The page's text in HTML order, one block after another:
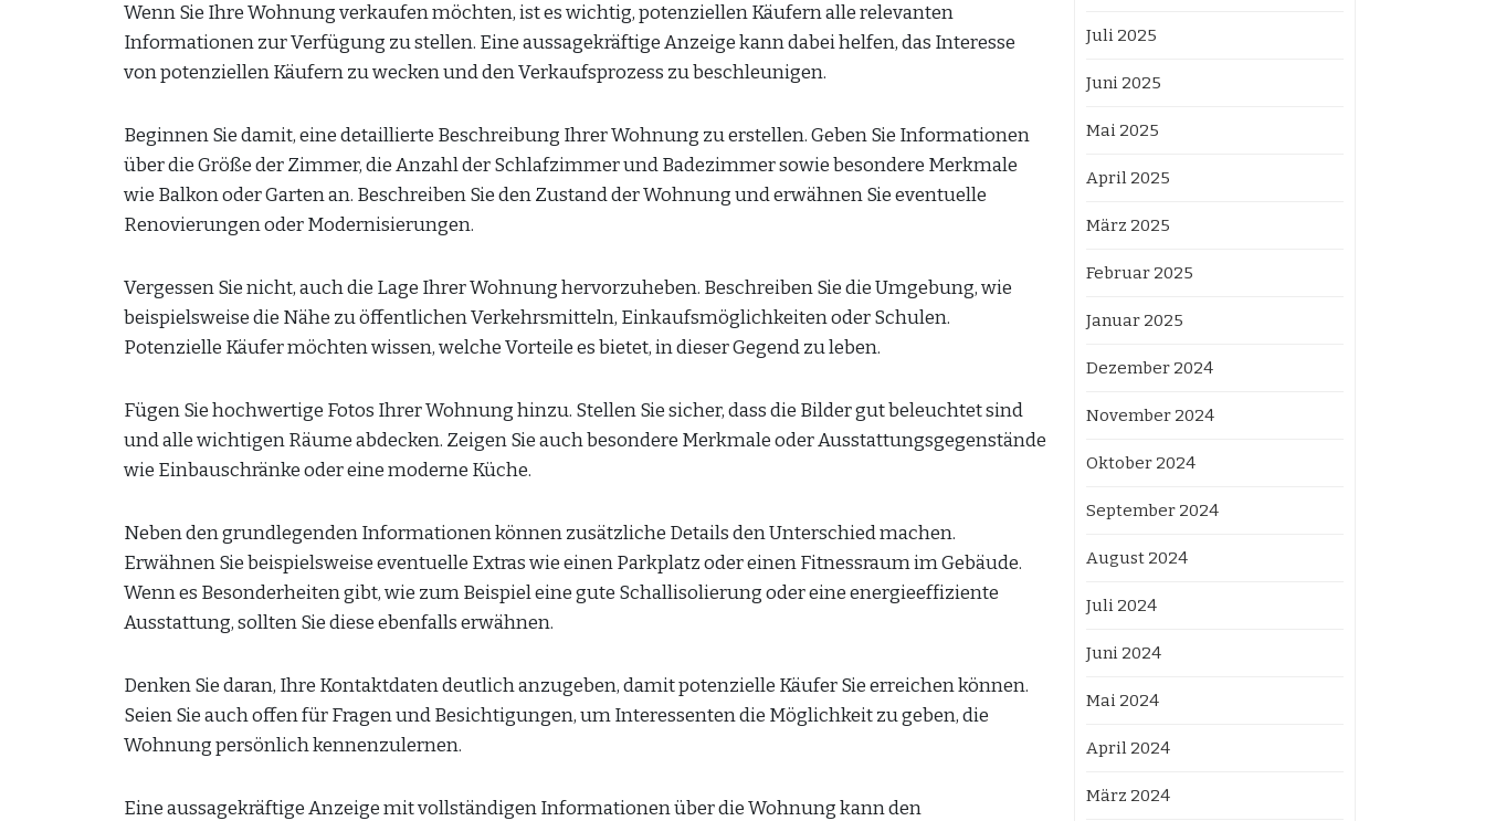
Wenn Sie Ihre Wohnung verkaufen möchten, ist es wichtig, potenziellen Käufern alle relevanten
Informationen zur Verfügung zu stellen. Eine aussagekräftige Anzeige kann dabei helfen, das Interesse
von potenziellen Käufern zu wecken und den Verkaufsprozess zu beschleunigen.
Beginnen Sie damit, eine detaillierte Beschreibung Ihrer Wohnung zu erstellen. Geben Sie Informationen
über die Größe der Zimmer, die Anzahl der Schlafzimmer und Badezimmer sowie besondere Merkmale
wie Balkon oder Garten an. Beschreiben Sie den Zustand der Wohnung und erwähnen Sie eventuelle
Renovierungen oder Modernisierungen.
Vergessen Sie nicht, auch die Lage Ihrer Wohnung hervorzuheben. Beschreiben Sie die Umgebung, wie
beispielsweise die Nähe zu öffentlichen Verkehrsmitteln, Einkaufsmöglichkeiten oder Schulen.
Potenzielle Käufer möchten wissen, welche Vorteile es bietet, in dieser Gegend zu leben.
Fügen Sie hochwertige Fotos Ihrer Wohnung hinzu. Stellen Sie sicher, dass die Bilder gut beleuchtet sind
und alle wichtigen Räume abdecken. Zeigen Sie auch besondere Merkmale oder Ausstattungsgegenstände
wie Einbauschränke oder eine moderne Küche.
Neben den grundlegenden Informationen können zusätzliche Details den Unterschied machen.
Erwähnen Sie beispielsweise eventuelle Extras wie einen Parkplatz oder einen Fitnessraum im Gebäude.
Wenn es Besonderheiten gibt, wie zum Beispiel eine gute Schallisolierung oder eine energieeffiziente
Ausstattung, sollten Sie diese ebenfalls erwähnen.
Denken Sie daran, Ihre Kontaktdaten deutlich anzugeben, damit potenzielle Käufer Sie erreichen können.
Seien Sie auch offen für Fragen und Besichtigungen, um Interessenten die Möglichkeit zu geben, die
Wohnung persönlich kennenzulernen.
Eine aussagekräftige Anzeige mit vollständigen Informationen über die Wohnung kann den
Juli 2025
Juni 2025
Mai 2025
April 2025
März 2025
Februar 2025
Januar 2025
Dezember 2024
November 2024
Oktober 2024
September 2024
August 2024
Juli 2024
Juni 2024
Mai 2024
April 2024
März 2024